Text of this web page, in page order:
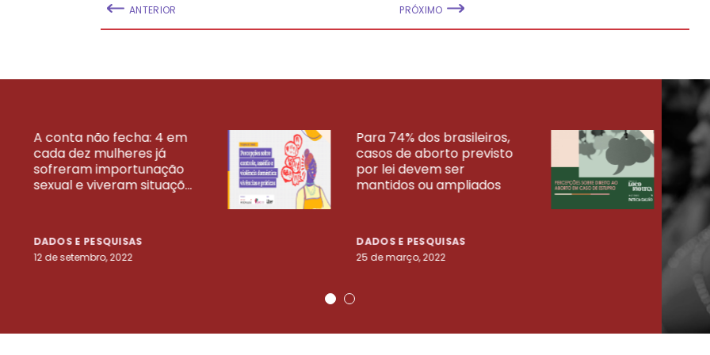
ANTERIOR PRÓXIMO
A conta não fecha: 4 em
cada dez mulheres já
sofreram importunação
sexual e viveram situaçõ...
DADOS E PESQUISAS
12 de setembro, 2022
Para 74% dos brasileiros,
casos de aborto previsto
por lei devem ser
mantidos ou ampliados
DADOS E PESQUISAS
25 de março, 2022
23
VEJA MAIS PESQUISAS